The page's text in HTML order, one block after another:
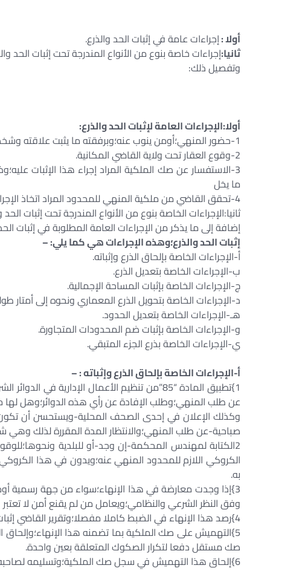
أولا :إجراءات عامة في إثبات الحد والذرع.
ثانيا:إجراءات خاصة بنوع من الأنواع المندرجة تحت إثبات الحد
وتفصيل ذلك:
أولا:الإجراءات العامة لإثبات الحد والذرع:
1-حضور المنهي؛أومن ينوب عنه؛وبرفقته ما يثبت علاقته وشخصيته.
2-وقوع العقار تحت ولاية القاضي المكانية.
3-الاستفسار عن صك الملكية المراد إجراء هذا الإثبات
ما يخل
4-تحقق القاضي من ملكية المنهي للمحدود المراد اتخاذ الإجراء عليه.
ثانيا:الإجراءات الخاصة بنوع من الأنواع المندرجة تحت إثبات الحد
إضافة إلى ما يذكر من الإجراءات العامة المطلوبة في إثبات
إثبات الحد والذرع؛وهذه الإجراءات هي كما يلي: –
أ-الإجراءات الخاصة بإلحاق الذرع وإثباته.
ب-الإجراءات الخاصة بتعديل الذرع.
ج-الإجراءات الخاصة بإثبات المساحة الإجمالية.
د-الإجراءات الخاصة بتحويل الذرع المعماري ونحوه إلى أمتار
هـ-الإجراءات الخاصة بتعديل الحدود.
و-الإجراءات الخاصة بإثبات ضم المحدودات المتجاورة.
ي-الإجراءات الخاصة بذرع الجزء المتبقي.
أ-الإجراءات الخاصة بإلحاق الذرع وإثباته : –
1}تطبيق المادة “85”من تنظيم الأعمال الإدارية
عن طلب المنهي؛وطلب الإفادة عن رأي هذه الدوائر؛وهل
وكذلك الإعلان في إحدى الصحف المحلية-ويستحسن أن تكون
صباحية-عن طلب المنهي؛والانتظار المدة المقررة لذلك وهي
2الكتابة لمهندس المحكمة-إن وجد-أو للبلدية
الكروكي اللازم للمحدود المنهي عنه؛ويدون في هذا
به.
3}إذا وجدت معارضة في هذا الإنهاء؛سواء من جهة رسمية أومن
وفق النظر الشرعي والنظامي؛ويعامل من لم يقنع أمن لا
4}رصد هذا الإنهاء في الضبط كاملا مفصلا؛وتقرير القاضي إثبات إلحاق الذرع لهذا المحدود.
5}التهميش على صك الملكية بما تضمنه هذا
صك مستقل دفعا لتكرار الصكوك المتعلقة بعين واحدة.
6}إلحاق هذا التهميش في سجل صك الملكية؛وتسليمه لصاحبه بعد اكتمال إجراءاته.